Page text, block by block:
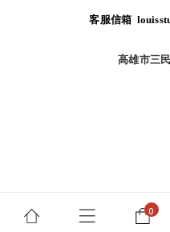
客服信箱
高雄市三